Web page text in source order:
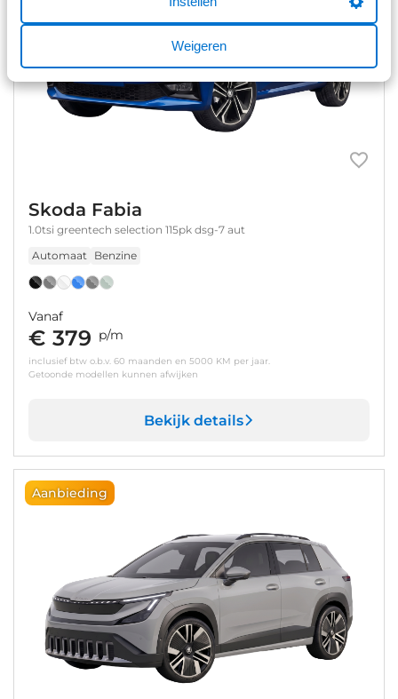
Weigeren
Skoda Fabia
1.0tsi greentech selection 115pk dsg-7 aut
Automaat Benzine
Vanaf
€ 379 p/m
inclusief btw o.b.v. 60 maanden en 5000 KM per jaar.
Getoonde modellen kunnen afwijken
Bekijk details
Aanbieding